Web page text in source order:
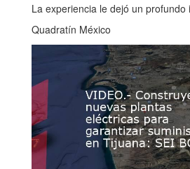
La experiencia le dejó un profundo
Quadratín México